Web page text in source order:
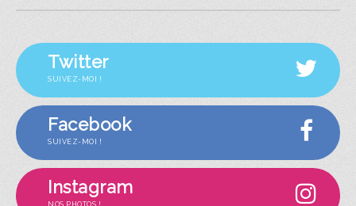
Twitter
SUIVEZ-MOI !
Facebook
SUIVEZ-MOI !
Instagram